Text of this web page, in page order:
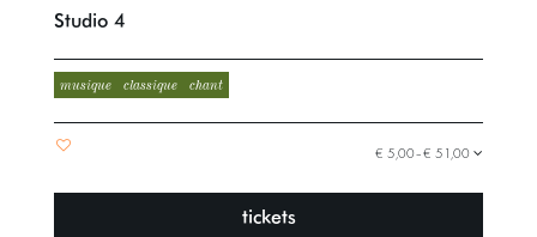
Studio 4
musique classique chant
€ 5,00–€ 51,00
tickets